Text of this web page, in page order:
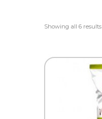
Showing all 6 results